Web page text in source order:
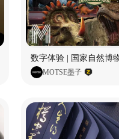
MOTSE墨子